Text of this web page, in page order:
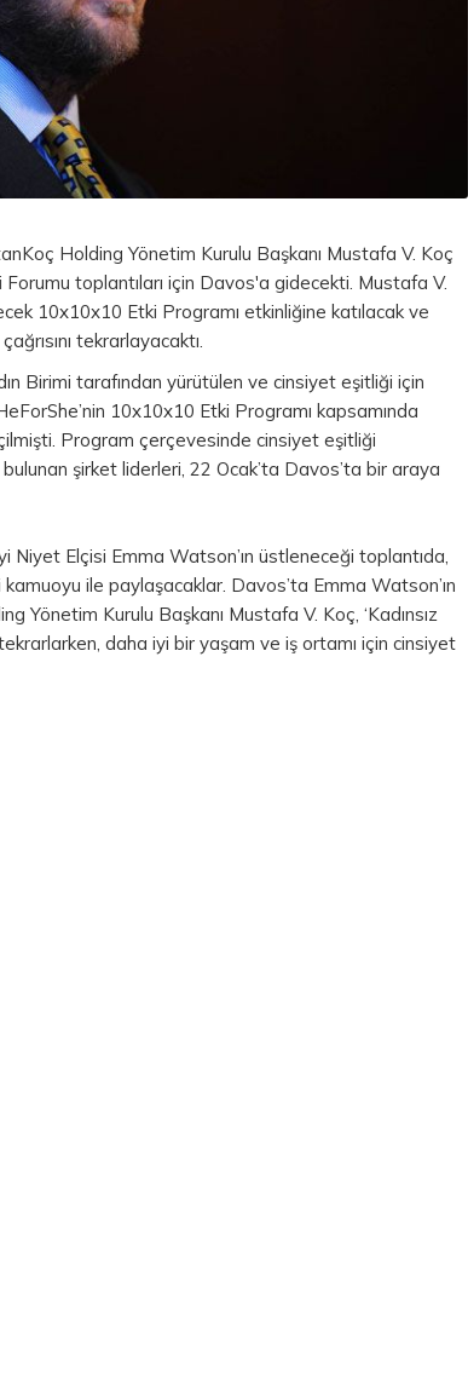
Holding Yönetim Kurulu Başkanı Mustafa V. Koç
toplantıları için Davos'a gidecekti. Mustafa V.
10x10x10 Etki Programı etkinliğine katılacak ve
tekrarlayacaktı.
Birimi tarafından yürütülen ve cinsiyet eşitliği için
10x10x10 Etki Programı kapsamında
Program çerçevesinde cinsiyet eşitliği
şirket liderleri, 22 Ocak’ta Davos’ta bir araya
Elçisi Emma Watson’ın üstleneceği toplantıda,
ile paylaşacaklar. Davos’ta Emma Watson’ın
Yönetim Kurulu Başkanı Mustafa V. Koç, ‘Kadınsız
tekrarlarken, daha iyi bir yaşam ve iş ortamı için cinsiyet